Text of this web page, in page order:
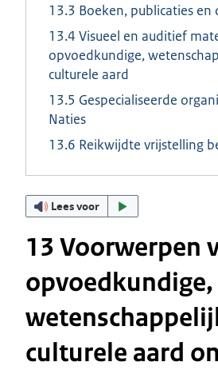
13.3 Boeken, publicaties en
13.4 Visueel en auditief
opvoedkundige,
culturele aard
13.5 Gespecialiseerde
Naties
13.6 Reikwijdte vrijstelling
Lees voor
13 Voorwerpen
opvoedkundige,
culturele aard